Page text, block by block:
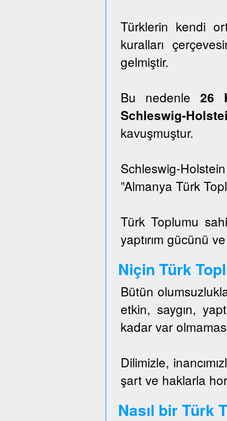
Türklerin kendi
kuralları
gelmiştir.
Bu nedenle26
Schleswig-
kavuşmuştur.
Schleswig-
”Almanya Türk
Türk Toplumu
yaptırım gücünü
Niçin Türk
Bütün
etkin, saygın,
kadar var
Dilimizle,
şart ve haklarla
Nasıl bir Türk